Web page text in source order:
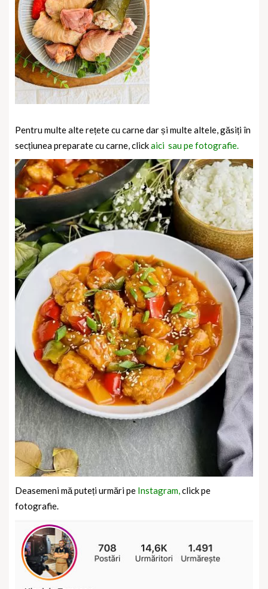
Pentru multe alte rețete cu carne dar și multe altele, găsiți în
secțiunea preparate cu carne, clickaici sau pe fotografie.
Deasemeni mă puteți urmări pe Instagram,click pe
fotografie.